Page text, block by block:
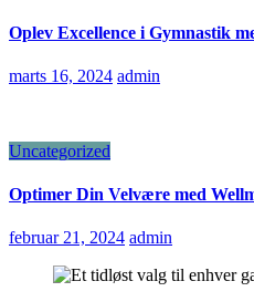
Oplev Excellence i Gymnastik
marts 16, 2024 admin
Uncategorized
Optimer Din Velvære med
februar 21, 2024 admin